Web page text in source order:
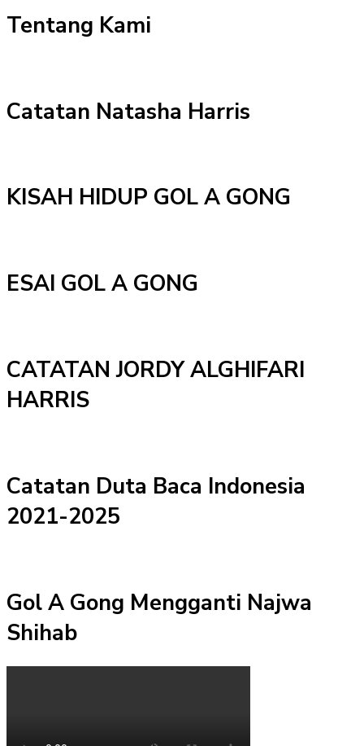
Tentang Kami
Catatan Natasha Harris
KISAH HIDUP GOL A GONG
ESAI GOL A GONG
CATATAN JORDY ALGHIFARI
HARRIS
Catatan Duta Baca Indonesia
2021-2025
Gol A Gong Mengganti Najwa
Shihab